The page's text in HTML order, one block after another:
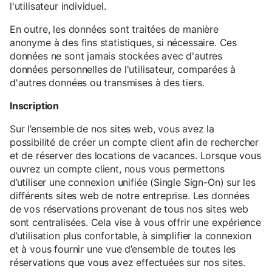
l'utilisateur individuel.
En outre, les données sont traitées de manière
anonyme à des fins statistiques, si nécessaire. Ces
données ne sont jamais stockées avec d'autres
données personnelles de l'utilisateur, comparées à
d'autres données ou transmises à des tiers.
Inscription
Sur l’ensemble de nos sites web, vous avez la
possibilité de créer un compte client afin de rechercher
et de réserver des locations de vacances. Lorsque vous
ouvrez un compte client, nous vous permettons
d’utiliser une connexion unifiée (Single Sign-On) sur les
différents sites web de notre entreprise. Les données
de vos réservations provenant de tous nos sites web
sont centralisées. Cela vise à vous offrir une expérience
d’utilisation plus confortable, à simplifier la connexion
et à vous fournir une vue d’ensemble de toutes les
réservations que vous avez effectuées sur nos sites.